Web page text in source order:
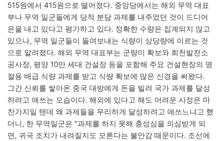
515원에서 415원으로 떨어졌다. 중앙당에서는 해외 무역 대표
부나 무역 일군들에게 당적 분담 과제를 내주었던 것이 드디어
은을 내고 있다고 평가하고 있다. 정확한 수량은 집계되지 않고
있으나, 무역 일군들이 들여보내는 식량이 상당량에 이르는 것
으로 알려졌다. 해외 무역 대표부는 군량미 확보와 희천발전소
공사장, 평양 10만 세대 건설장 등을 포함해 주요 건설현장의 명
절용 배급 식량 과제를 받고 식량 확보에 많은 신경을 써왔다.
그간 신뢰를 쌓아온 중국 대방에게 돈을 빌려 국가 과제를 달성
하려고 애쓰는 모습이다. 해외에 있다고 해도 어려운 사정은 마
찬가지일 텐데 왜 과제들을 무리하게 달성하려고 애쓰느냐고 했
더니, 한 무역일군은 “과제를 하지 못해 충성심을 의심받게 되
면, 귀국 조치가 내려질지도 모른다는 불안감 때문이다. 조선에